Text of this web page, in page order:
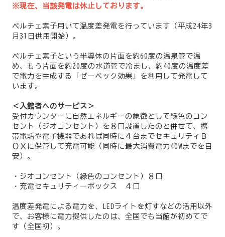
※現在、当該発電は休止しております。
ペルチェ素子用いて温度差発電を行っています（平成24年3
月31日供用開始）。
ペルチェ素子という半導体の片面を約60度の温泉管で温
め、もう片面を約20度の水道管で冷まし、約40度の温度差
で電力を生成する「ゼーベック効果」を利用して発電して
います。
＜入館者へのサービス＞
受付カウンターに自然エネルギーの象徴として緑色のコン
セント（ジオコンセント）を８口設置したのと併せて、携
帯電話や電子機器であれば同時に４台までセキュリティＢ
ＯＸに保管して充電可能（同時に最大消費電力40Wまでを目
安）。
・ジオコンセント（緑色のコンセント）８口
・充電セキュリティーボックス ４口
温度差発電による電力を、LEDライトを灯すなどの活用以外
で、お客様に電力提供したのは、全国でも当館が初めてで
す（全国初）。